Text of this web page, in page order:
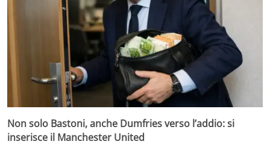
Non solo Bastoni, anche Dumfries verso l’addio: si
inserisce il Manchester United